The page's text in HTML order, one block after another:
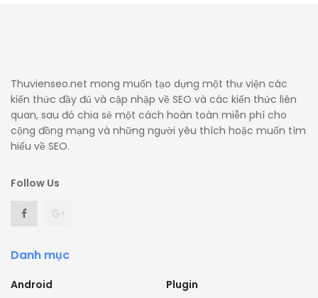
Thuvienseo.net mong muốn tạo dựng một thư viện các
kiến thức đầy đủ và cập nhập về SEO và các kiến thức liên
quan, sau đó chia sẻ một cách hoàn toàn miễn phí cho
cộng đồng mạng và những người yêu thích hoặc muốn tìm
hiểu về SEO.
Follow Us
Danh mục
Android
Plugin